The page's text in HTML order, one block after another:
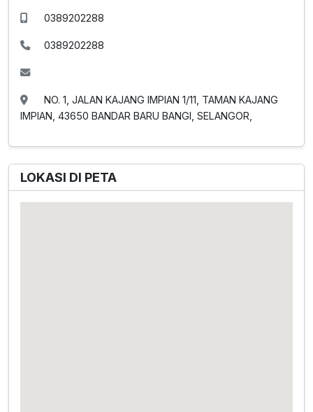
0389202288
0389202288
NO. 1, JALAN KAJANG IMPIAN 1/11, TAMAN KAJANG
IMPIAN, 43650 BANDAR BARU BANGI, SELANGOR,
LOKASI DI PETA